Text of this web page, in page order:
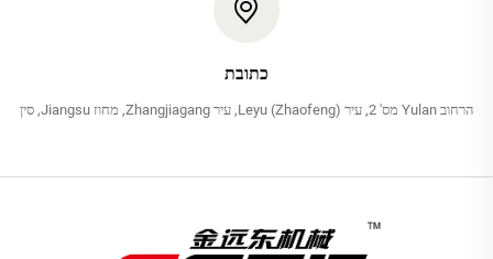
כתובת
הרחוב Yulan מס' 2, עיר Leyu (Zhaofeng), עיר Zhangjiagang, מחוז Jiangsu, סין